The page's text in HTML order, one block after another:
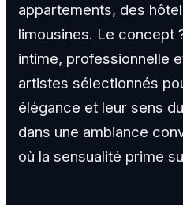
appartements, des
limousines. Le concept
intime, professionnelle
artistes sélectionnés
élégance et leur sens
dans une ambiance
où la sensualité prime